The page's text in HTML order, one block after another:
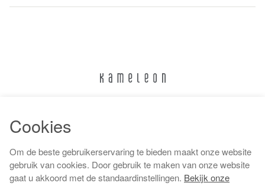
Algemene voorwaarden
Cookies
Om de beste gebruikerservaring te bieden maakt onze website
gebruik van cookies. Door gebruik te maken van onze website
gaat u akkoord met de standaardinstellingen. Bekijk onze